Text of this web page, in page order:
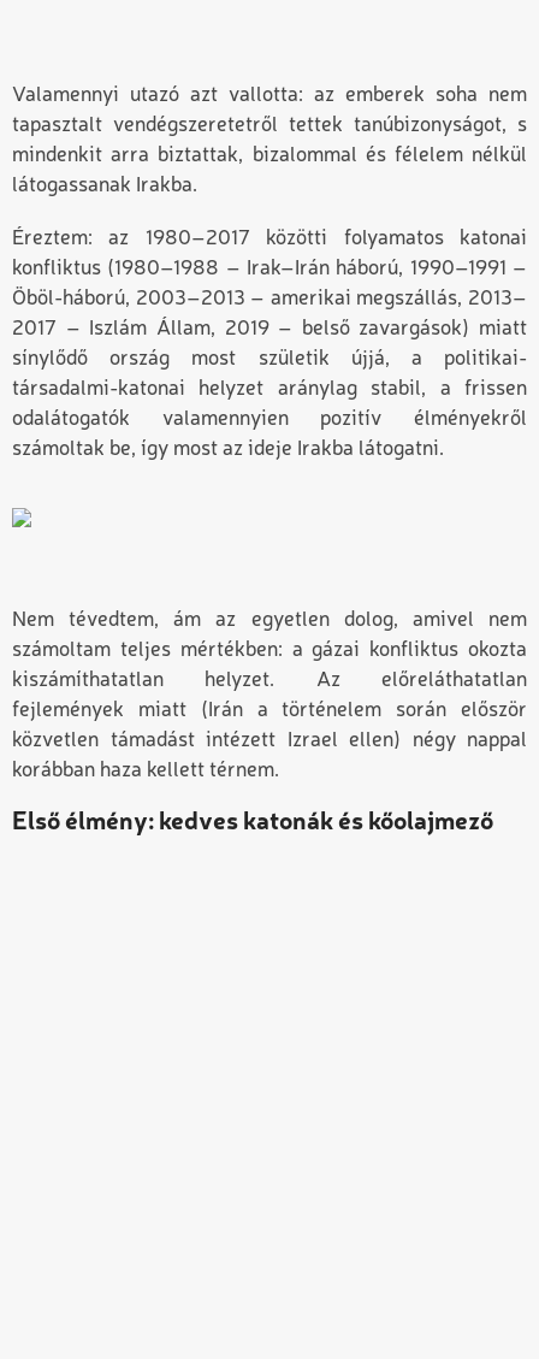
Valamennyi utazó azt vallotta: az emberek soha nem
tapasztalt vendégszeretetről tettek tanúbizonyságot, s
mindenkit arra biztattak, bizalommal és félelem nélkül
látogassanak Irakba.
Éreztem: az 1980–2017 közötti folyamatos katonai
konfliktus (1980–1988 – Irak–Irán háború, 1990–1991 –
Öböl-háború, 2003–2013 – amerikai megszállás, 2013–
2017 – Iszlám Állam, 2019 – belső zavargások) miatt
sínylődő ország most születik újjá, a politikai-
társadalmi-katonai helyzet aránylag stabil, a frissen
odalátogatók valamennyien pozitív élményekről
számoltak be, így most az ideje Irakba látogatni.
Nem tévedtem, ám az egyetlen dolog, amivel nem
számoltam teljes mértékben: a gázai konfliktus okozta
kiszámíthatatlan helyzet. Az előreláthatatlan
fejlemények miatt (Irán a történelem során először
közvetlen támadást intézett Izrael ellen) négy nappal
korábban haza kellett térnem.
Első élmény: kedves katonák és kőolajmező